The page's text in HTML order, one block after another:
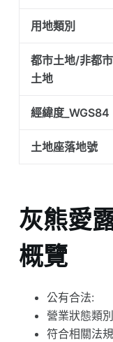
用地類別
都市土地/非都市
土地
經緯度_WGS84
土地座落地號
灰熊愛
概覽
公有合法:
營業狀態類
符合相關法